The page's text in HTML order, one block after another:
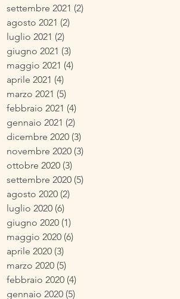
settembre 2021 (2)
agosto 2021 (2)
luglio 2021 (2)
giugno 2021 (3)
maggio 2021 (4)
aprile 2021 (4)
marzo 2021 (5)
febbraio 2021 (4)
gennaio 2021 (2)
dicembre 2020 (3)
novembre 2020 (3)
ottobre 2020 (3)
settembre 2020 (5)
agosto 2020 (2)
luglio 2020 (6)
giugno 2020 (1)
maggio 2020 (6)
aprile 2020 (3)
marzo 2020 (5)
febbraio 2020 (4)
gennaio 2020 (5)